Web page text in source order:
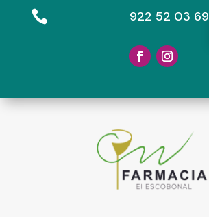
 922 52 03 69